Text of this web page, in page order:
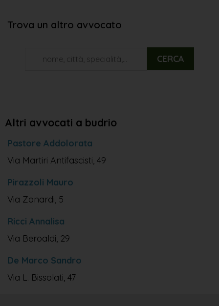
Trova un altro avvocato
CERCA
Altri avvocati a budrio
Pastore Addolorata
Via Martiri Antifascisti, 49
Pirazzoli Mauro
Via Zanardi, 5
Ricci Annalisa
Via Beroaldi, 29
De Marco Sandro
Via L. Bissolati, 47